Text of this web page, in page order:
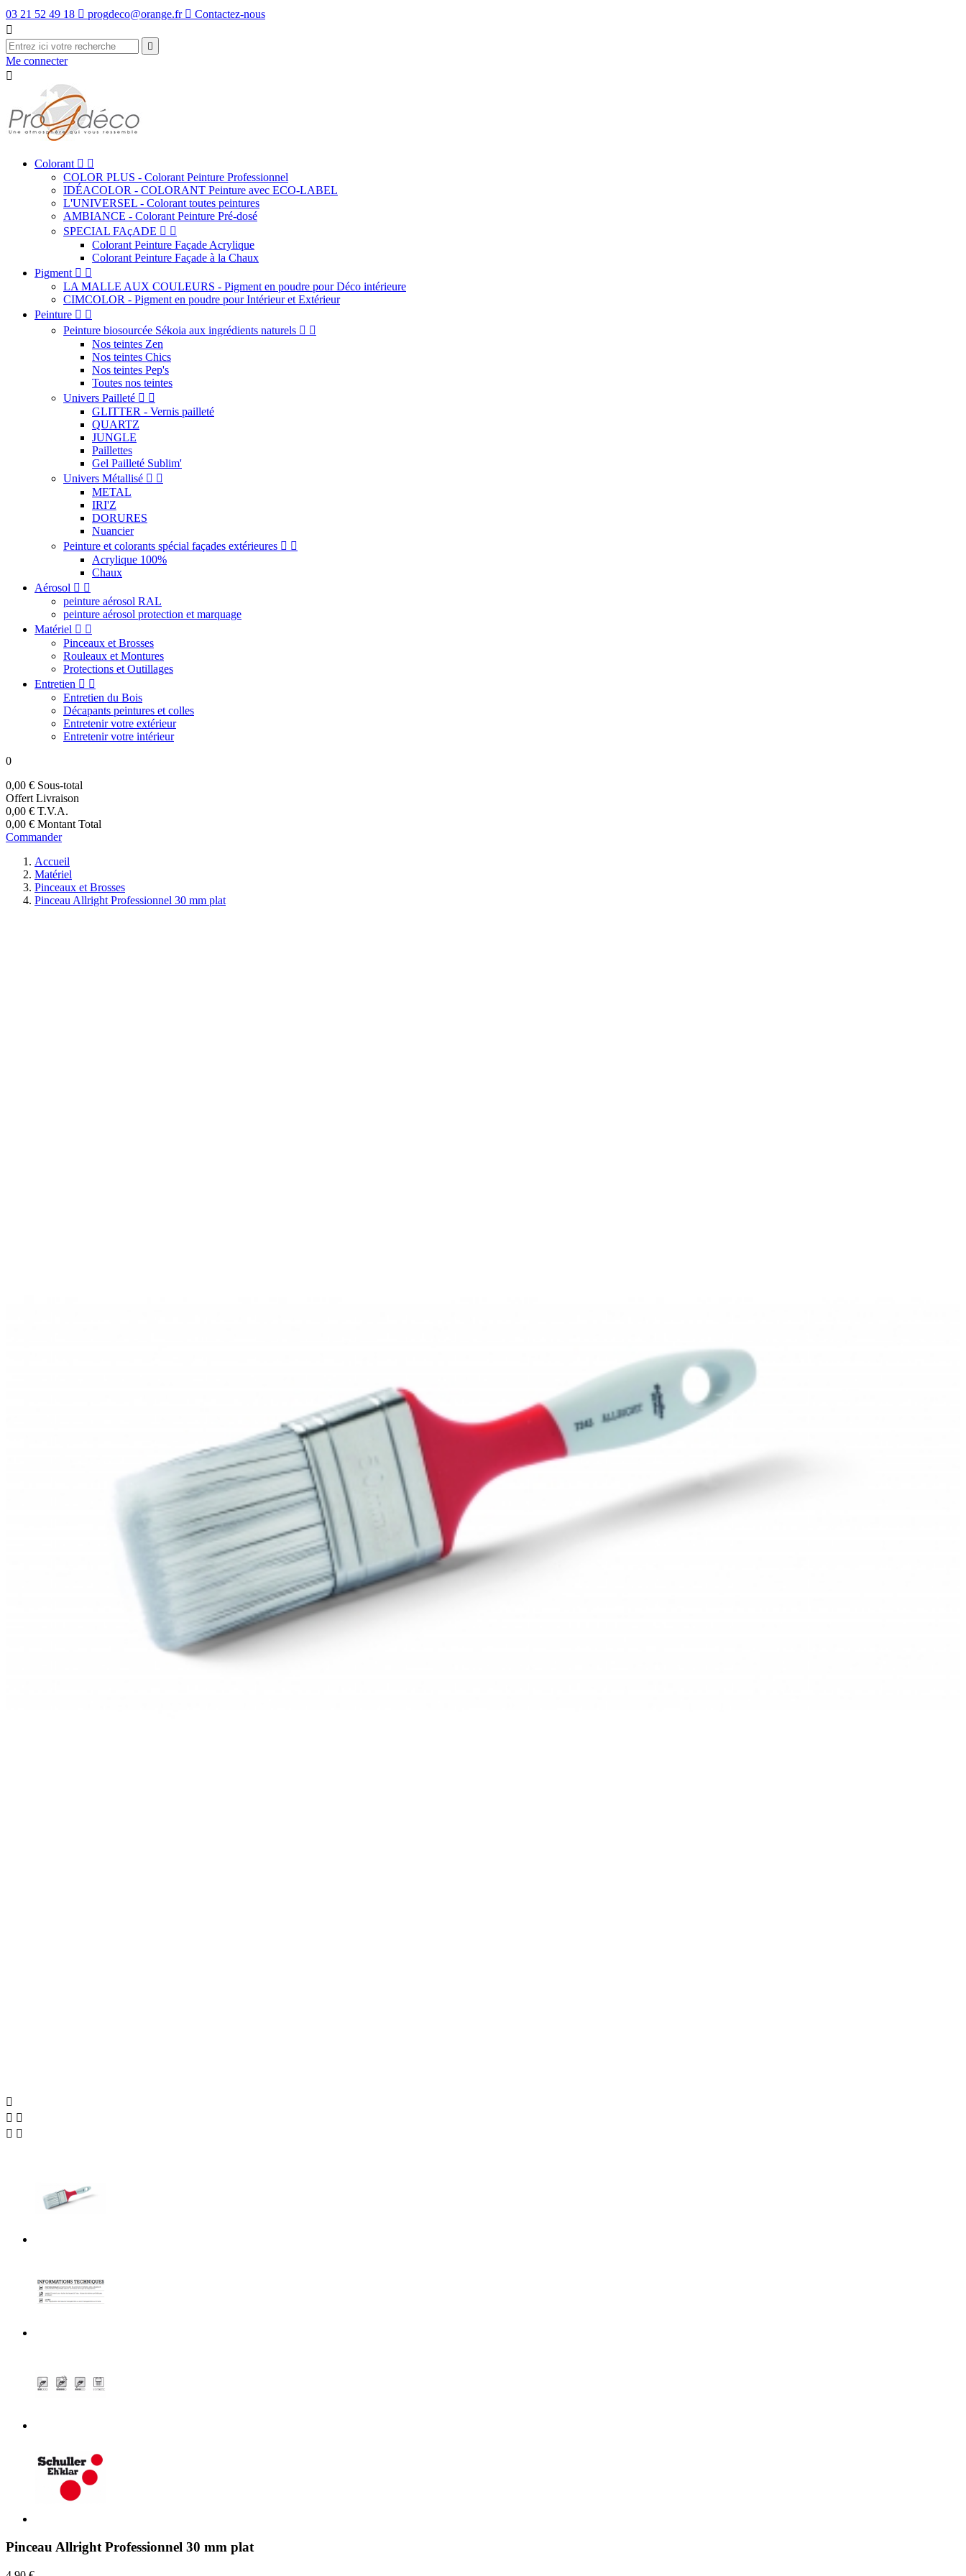
03 21 52 49 18  progdeco@orange.fr  Contactez-nous


Me connecter

Colorant  
COLOR PLUS - Colorant Peinture Professionnel
IDÉACOLOR - COLORANT Peinture avec ECO-LABEL
L'UNIVERSEL - Colorant toutes peintures
AMBIANCE - Colorant Peinture Pré-dosé
SPECIAL FAçADE  
Colorant Peinture Façade Acrylique
Colorant Peinture Façade à la Chaux
Pigment  
LA MALLE AUX COULEURS - Pigment en poudre pour Déco intérieure
CIMCOLOR - Pigment en poudre pour Intérieur et Extérieur
Peinture  
Peinture biosourcée Sékoia aux ingrédients naturels  
Nos teintes Zen
Nos teintes Chics
Nos teintes Pep's
Toutes nos teintes
Univers Pailleté  
GLITTER - Vernis pailleté
QUARTZ
JUNGLE
Paillettes
Gel Pailleté Sublim'
Univers Métallisé  
METAL
IRI'Z
DORURES
Nuancier
Peinture et colorants spécial façades extérieures  
Acrylique 100%
Chaux
Aérosol  
peinture aérosol RAL
peinture aérosol protection et marquage
Matériel  
Pinceaux et Brosses
Rouleaux et Montures
Protections et Outillages
Entretien  
Entretien du Bois
Décapants peintures et colles
Entretenir votre extérieur
Entretenir votre intérieur
0
0,00 € Sous-total
Offert Livraison
0,00 € T.V.A.
0,00 € Montant Total
Commander
Accueil
Matériel
Pinceaux et Brosses
Pinceau Allright Professionnel 30 mm plat

 
 
Pinceau Allright Professionnel 30 mm plat